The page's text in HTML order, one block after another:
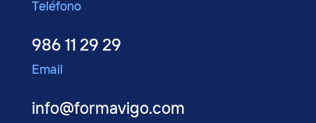
Teléfono
986 11 29 29
Email
info@formavigo.com